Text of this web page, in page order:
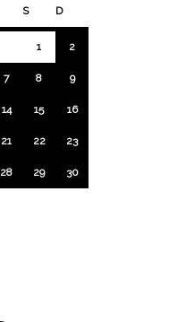
S D
1 2
7 8 9
14 15 16
21 22 23
28 29 30